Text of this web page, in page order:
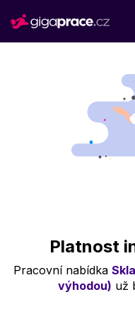
Platnost
Pracovní nabídka
výhodou) už